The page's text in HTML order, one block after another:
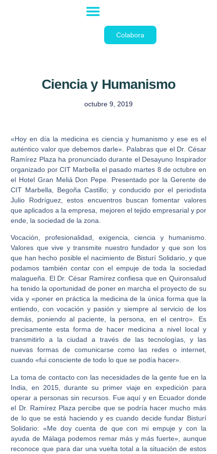
Colabora
Ciencia y Humanismo
octubre 9, 2019
«Hoy en día la medicina es ciencia y humanismo y ese es el
auténtico valor que debemos darle». Palabras que el Dr. César
Ramírez Plaza ha pronunciado durante el Desayuno Inspirador
organizado por CIT Marbella el pasado martes 8 de octubre en
el Hotel Gran Meliá Don Pepe. Presentado por la Gerente de
CIT Marbella, Begoña Castillo; y conducido por el periodista
Julio Rodríguez, estos encuentros buscan fomentar valores
que aplicados a la empresa, mejoren el tejido empresarial y por
ende, la sociedad de la zona.
Vocación, profesionalidad, exigencia, ciencia y humanismo.
Valores que vive y transmite nuestro fundador y que son los
que han hecho posible el nacimiento de Bisturí Solidario, y que
podamos también contar con el empuje de toda la sociedad
malagueña. El Dr. César Ramírez confiesa que en Quironsalud
ha tenido la oportunidad de poner en marcha el proyecto de su
vida y «poner en práctica la medicina de la única forma que la
entiendo, con vocación y pasión y siempre al servicio de los
demás, poniendo al paciente, la persona, en el centro». Es
precisamente esta forma de hacer medicina a nivel local y
transmitirlo a la ciudad a través de las tecnologías, y las
nuevas formas de comunicarse como las redes o internet,
cuando «fui consciente de todo lo que se podía hacer».
La toma de contacto con las necesidades de la gente fue en la
India, en 2015, durante su primer viaje en expedición para
operar a personas sin recursos. Fue aquí y en Ecuador donde
el Dr. Ramírez Plaza percibe que se podría hacer mucho más
de lo que se está haciendo y es cuando decide fundar Bisturí
Solidario: «Me doy cuenta de que con mi empuje y con la
ayuda de Málaga podemos remar más y más fuerte», aunque
reconoce que para dar una vuelta total a la situación de estos